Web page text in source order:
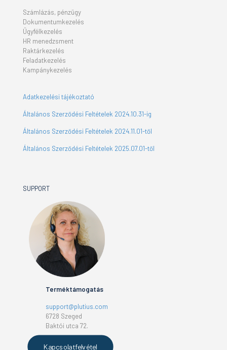
Számlázás, pénzügy
Dokumentumkezelés
Ügyfélkezelés
HR menedzsment
Raktárkezelés
Feladatkezelés
Kampánykezelés
Adatkezelési tájékoztató
Általános Szerződési Feltételek 2024.10.31-ig
Általános Szerződési Feltételek 2024.11.01-től
Általános Szerződési Feltételek 2025.07.01-től
SUPPORT
Terméktámogatás
support@plutius.com
6728 Szeged
Baktói utca 72.
Kapcsolatfelvétel